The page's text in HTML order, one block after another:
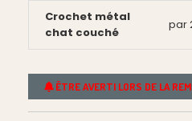
Crochet métal
chat couché
par
ÊTRE AVERTI LORS DE LA